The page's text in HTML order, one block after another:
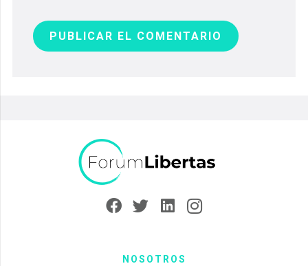
PUBLICAR EL COMENTARIO
NOSOTROS